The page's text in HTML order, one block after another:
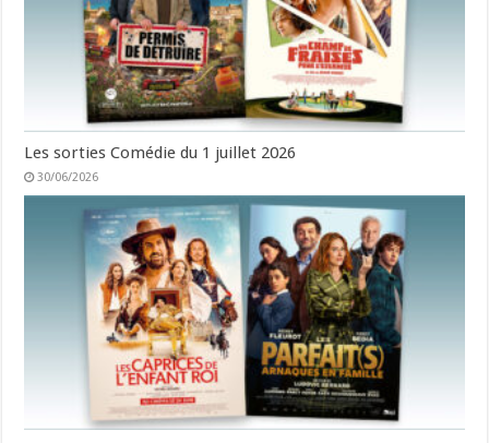
Les sorties Comédie du 1 juillet 2026
30/06/2026